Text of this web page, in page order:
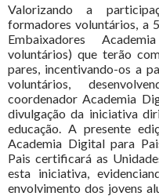
Valorizando a
formadores voluntários, a
Embaixadores
voluntários) que terão
pares, incentivando-os a
voluntários,
coordenador Academia
divulgação da iniciativa
educação. A presente
Academia Digital para
Pais certificará as
esta iniciativa,
envolvimento dos jovens